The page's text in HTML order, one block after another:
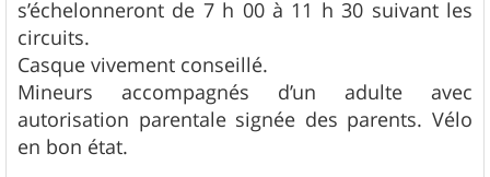
s’échelonneront de 7 h 00 à 11 h 30 suivant les
circuits.
Casque vivement conseillé.
Mineurs accompagnés d’un adulte avec
autorisation parentale signée des parents. Vélo
en bon état.